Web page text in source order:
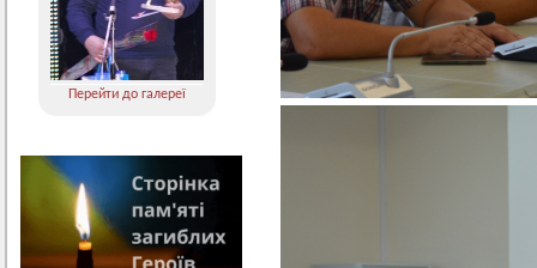
Перейти до галереї